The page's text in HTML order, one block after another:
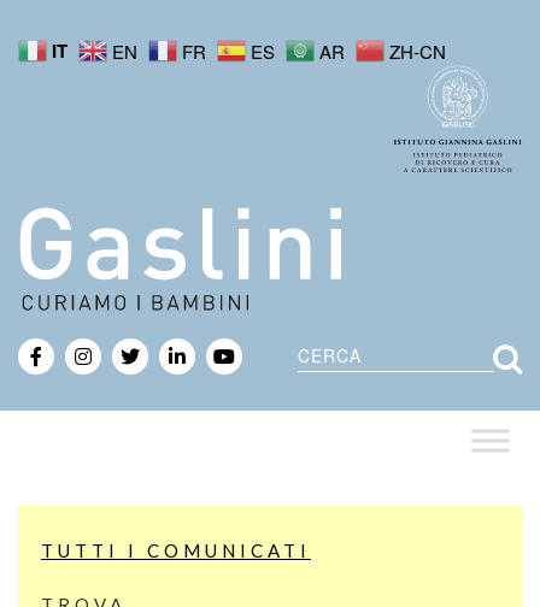
IT EN FR ES AR ZH-CN
Cerca
TUTTI I COMUNICATI